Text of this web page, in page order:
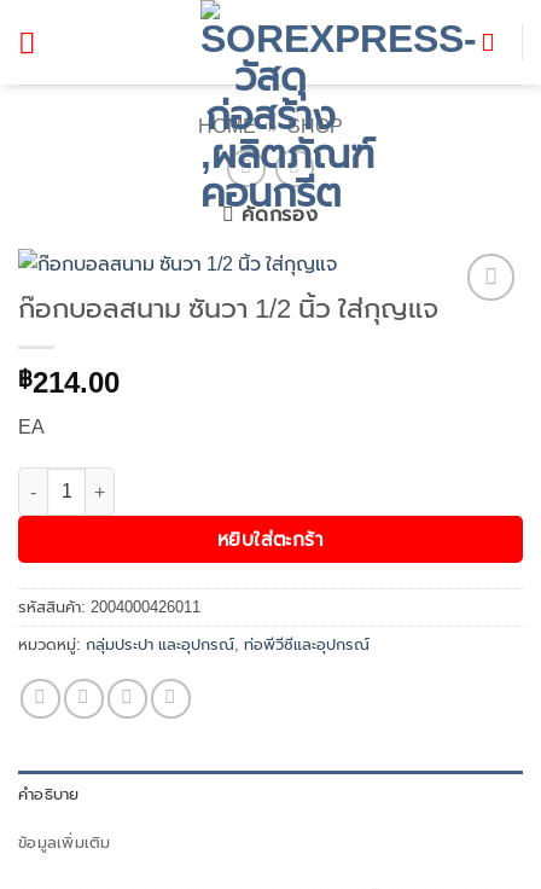
HOME » SHOP
คัดกรอง
ก๊อกบอลสนาม ซันวา 1/2 นิ้ว ใส่กุญแจ
฿214.00
EA
จำนวน ก๊อกบอลสนาม ซันวา 1/2 นิ้ว ใส่กุญแจ ชิ้น
หยิบใส่ตะกร้า
รหัสสินค้า: 2004000426011
หมวดหมู่: กลุ่มประปา และอุปกรณ์, ท่อพีวีซีและอุปกรณ์
คำอธิบาย
ข้อมูลเพิ่มเติม